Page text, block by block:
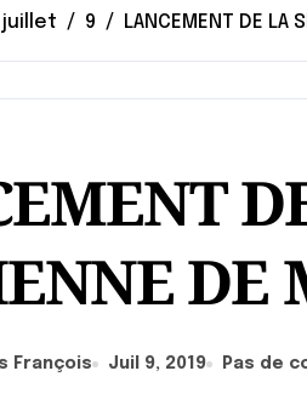
juillet 9 LANCEMENT DE LA
DE
François Juil 9, 2019 Pas de